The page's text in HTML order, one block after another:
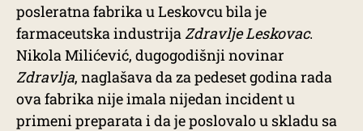
posleratna fabrika u Leskovcu bila je
farmaceutska industrija Zdravlje Leskovac.
Nikola Milićević, dugogodišnji novinar
Zdravlja, naglašava da za pedeset godina rada
ova fabrika nije imala nijedan incident u
primeni preparata i da je poslovalo u skladu sa